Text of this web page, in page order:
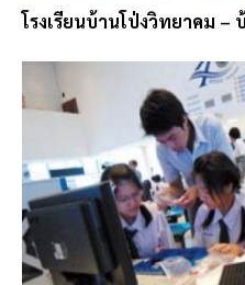
โรงเรียนบ้านโป่งวิทยาคม –